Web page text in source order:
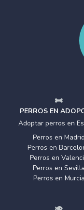
PERROS EN
Adoptar perros en
Perros en Madrid
Perros en
Perros en
Perros en Sevilla
Perros en Murcia